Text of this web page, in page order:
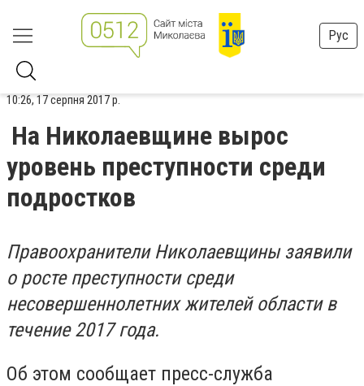
Рус
10:26, 17 серпня 2017 р.
На Николаевщине вырос
уровень преступности среди
подростков
Правоохранители Николаевщины заявили
о росте преступности среди
несовершеннолетних жителей области в
течение 2017 года.
Об этом сообщает пресс-служба